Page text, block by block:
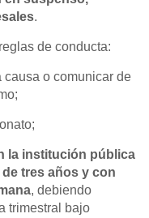
.
de conducta:
o comunicar de
la institución pública
tres años y con
, debiendo
trimestral bajo